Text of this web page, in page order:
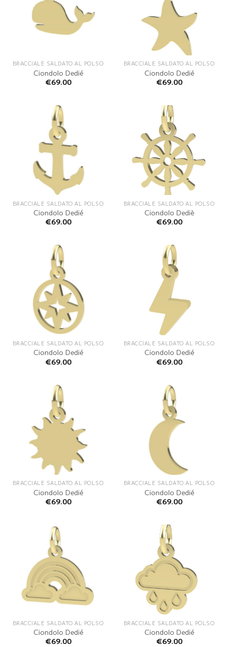
BRACCIALE SALDATO AL POLSO
Ciondolo Dedié
€69.00
BRACCIALE SALDATO AL POLSO
Ciondolo Dedié
€69.00
BRACCIALE SALDATO AL POLSO
Ciondolo Dedié
€69.00
BRACCIALE SALDATO AL POLSO
Ciondolo Dediè
€69.00
BRACCIALE SALDATO AL POLSO
Ciondolo Dedié
€69.00
BRACCIALE SALDATO AL POLSO
Ciondolo Dedié
€69.00
BRACCIALE SALDATO AL POLSO
Ciondolo Dedié
€69.00
BRACCIALE SALDATO AL POLSO
Ciondolo Dedié
€69.00
BRACCIALE SALDATO AL POLSO
Ciondolo Dedié
€69.00
BRACCIALE SALDATO AL POLSO
Ciondolo Dedié
€69.00